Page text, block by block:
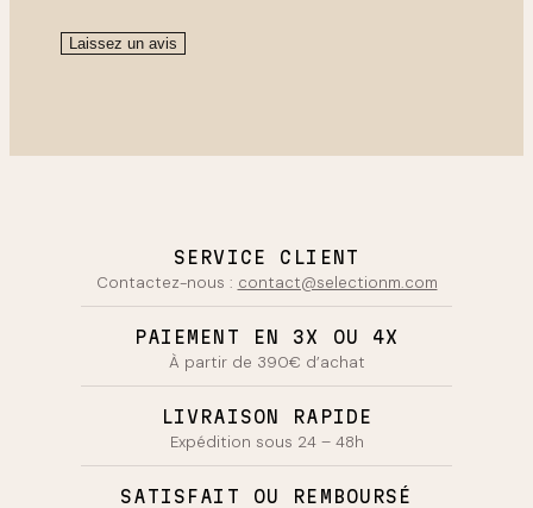
Laissez un avis
SERVICE CLIENT
Contactez-nous : contact@selectionm.com
PAIEMENT EN 3X OU 4X
À partir de 390€ d’achat
LIVRAISON RAPIDE
Expédition sous 24 – 48h
SATISFAIT OU REMBOURSÉ